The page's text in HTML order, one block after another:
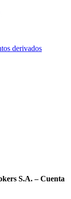
derivados
S.A. – Cuenta